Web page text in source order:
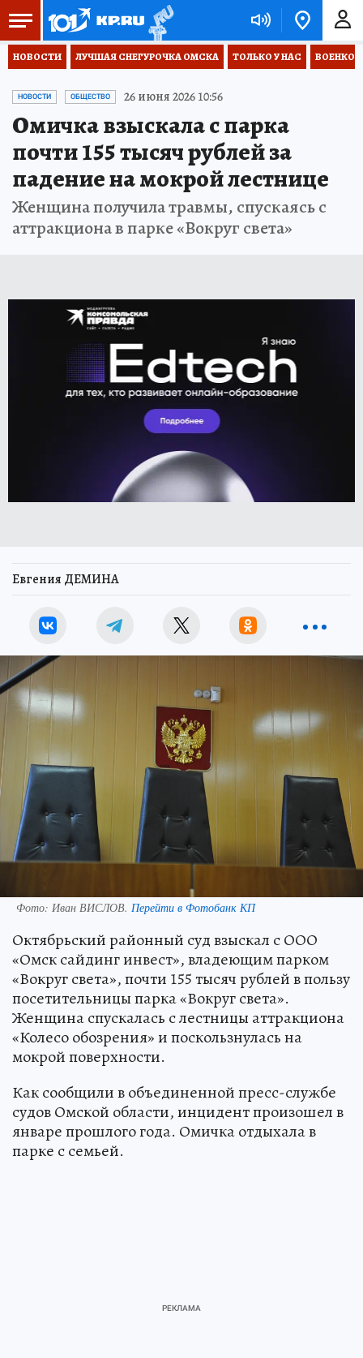
НОВОСТИ ЛУЧШАЯ СНЕГУРОЧКА ОМСКА ТОЛЬКО У НАС
НОВОСТИ ОБЩЕСТВО 26 июня 2026 10:56
Омичка взыскала с парка
почти 155 тысяч рублей за
падение на мокрой лестнице
Женщина получила травмы, спускаясь с
аттракциона в парке «Вокруг света»
Евгения ДЕМИНА
Фото: Иван ВИСЛОВ. Перейти в Фотобанк КП
Октябрьский районный суд взыскал с ООО
«Омск сайдинг инвест», владеющим парком
«Вокруг света», почти 155 тысяч рублей в пользу
посетительницы парка «Вокруг света».
Женщина спускалась с лестницы аттракциона
«Колесо обозрения» и поскользнулась на
мокрой поверхности.
Как сообщили в объединенной пресс-службе
судов Омской области, инцидент произошел в
январе прошлого года. Омичка отдыхала в
парке с семьей.